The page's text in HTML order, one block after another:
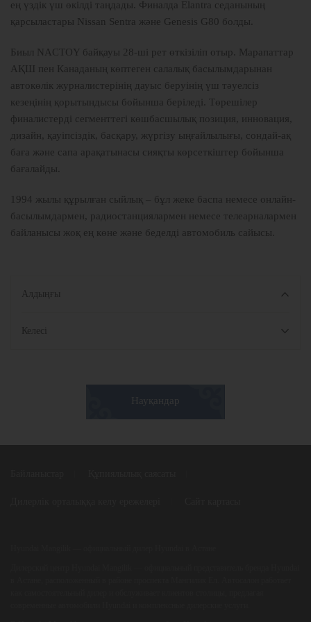
ең үздік үш өкілді таңдады. Финалда Elantra седанының
қарсыластары Nissan Sentra және Genesis G80 болды.
Биыл NACTOY байқауы 28-ші рет өткізіліп отыр. Марапаттар
АҚШ пен Канаданың көптеген салалық басылымдарынан
автокөлік журналистерінің дауыс беруінің үш тәуелсіз
кезеңінің қорытындысы бойынша беріледі. Төрешілер
финалистерді сегменттегі көшбасшылық позиция, инновация,
дизайн, қауіпсіздік, басқару, жүргізу ыңғайлылығы, сондай-ақ
баға және сапа арақатынасы сияқты көрсеткіштер бойынша
бағалайды.
1994 жылы құрылған сыйлық – бұл жеке баспа немесе онлайн-
басылымдармен, радиостанциялармен немесе телеарналармен
байланысы жоқ ең көне және беделді автомобиль сайысы.
Алдыңғы
Келесі
Науқандар